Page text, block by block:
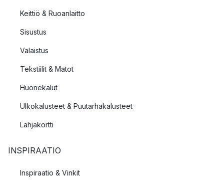
Keittiö & Ruoanlaitto
Sisustus
Valaistus
Tekstiilit & Matot
Huonekalut
Ulkokalusteet & Puutarhakalusteet
Lahjakortti
INSPIRAATIO
Inspiraatio & Vinkit